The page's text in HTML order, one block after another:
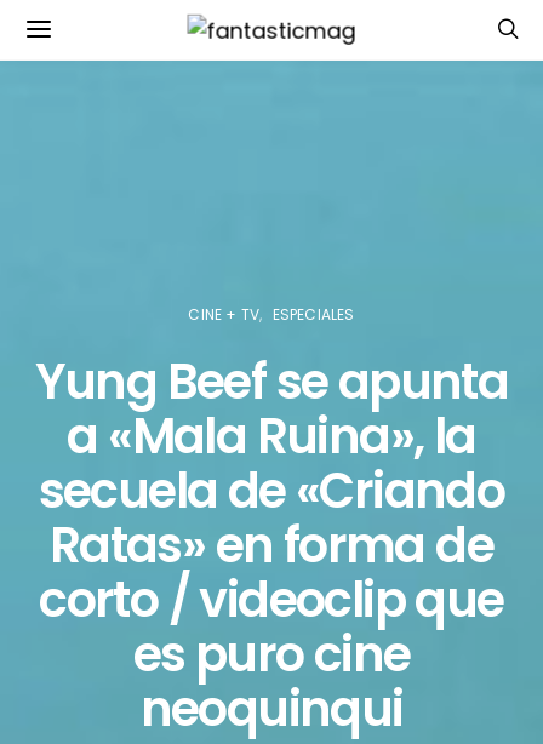
CINE + TV ESPECIALES
Yung Beef se apunta
a «Mala Ruina», la
secuela de «Criando
Ratas» en forma de
corto / videoclip que
es puro cine
neoquinqui